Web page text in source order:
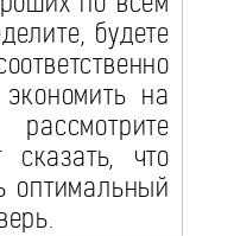
будете
на
сказать, что
оптимальный